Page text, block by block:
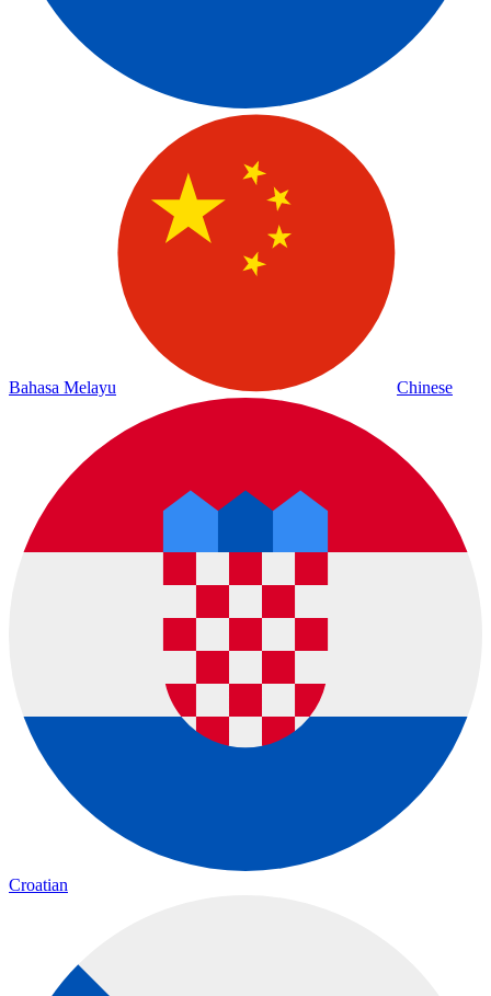
Bahasa Melayu Chinese
Croatian